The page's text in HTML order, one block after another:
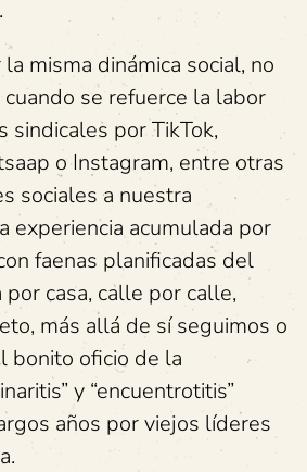
misma dinámica social, no
se refuerce la labor
sindicales por TikTok,
o Instagram, entre otras
sociales a nuestra
experiencia acumulada por
faenas planificadas del
por casa, calle por calle,
más allá de sí seguimos o
bonito oficio de la
y “encuentrotitis”
años por viejos líderes